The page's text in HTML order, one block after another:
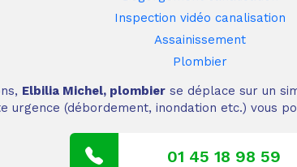
Inspection vidéo canalisation
Assainissement
Plombier
Elbilia Michel, plombier se déplace sur un
urgence (débordement, inondation etc.) vous
01 45 18 98 59